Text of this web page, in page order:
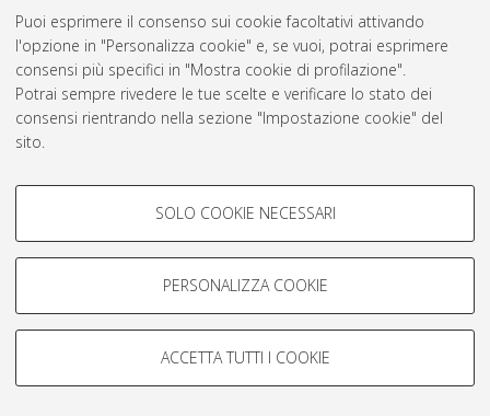
Puoi esprimere il consenso sui cookie facoltativi attivando
l'opzione in "Personalizza cookie" e, se vuoi, potrai esprimere
consensi più specifici in "Mostra cookie di profilazione".
Potrai sempre rivedere le tue scelte e verificare lo stato dei
consensi rientrando nella sezione "Impostazione cookie" del
sito.
COOKIE DI PROFILAZIONE -
Si tratta di cookie utilizzati per analizzare le caratteristiche della
navigazione degli utenti, creare profili in base al loro comportamento
Mostra cookie di profilazione
COOKIE TECNICI - NECESSARI
SOLO COOKIE NECESSARI
PERSONALIZZA COOKIE
ACCETTA TUTTI I COOKIE
AMS Laurea
Servizio implementato e gestito da AlmaDL
Impostazioni Cookie
© ALMA MATER STUDIORUM - Università di Bologna, 2007-2026.